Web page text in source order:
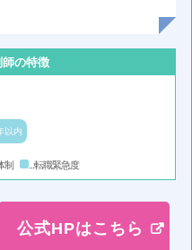
の特徴
以内
制 ...転職緊急度
公式HPはこちら